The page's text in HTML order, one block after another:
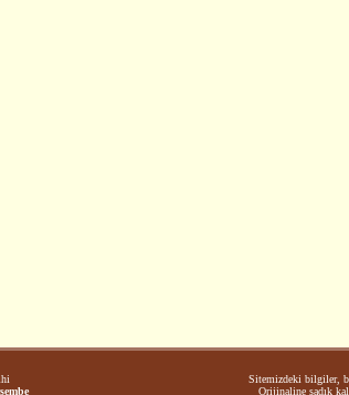
Sitemizdeki bilgiler,
Orijinaline sadık